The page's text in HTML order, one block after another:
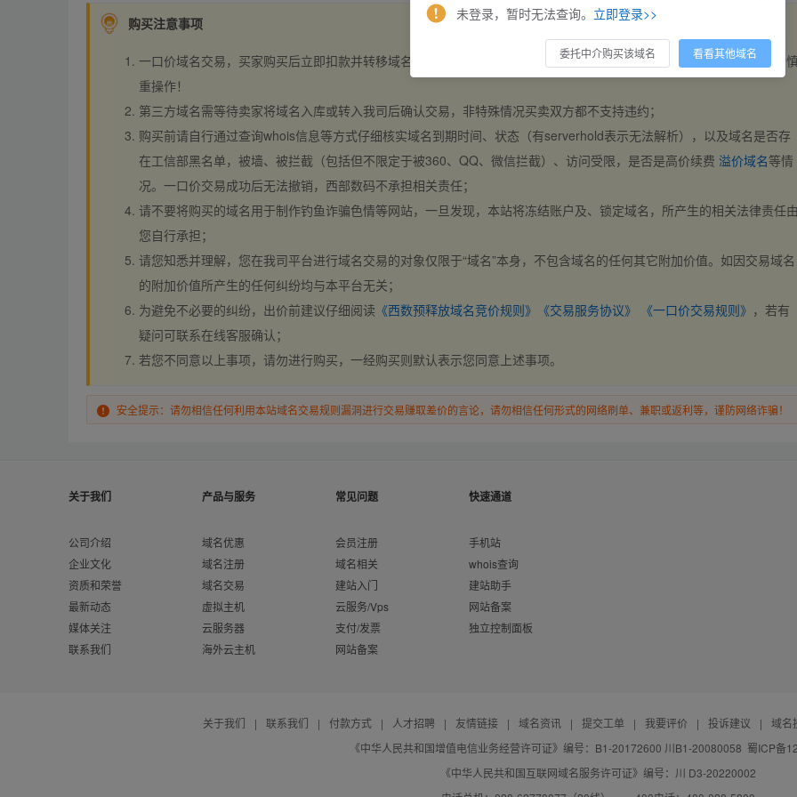
购买注意事项
一口价域名交易，买家购买后立即扣款并转移域名，交易自动完成。买卖双方都不支持违约，一旦出价不支持撤销，请
重操作！
第三方域名需等待卖家将域名入库或转入我司后确认交易，非特殊情况买卖双方都不支持违约；
购买前请自行通过查询whois信息等方式仔细核实域名到期时间、状态（有serverhold表示无法解析），以及域名是否存
在工信部黑名单，被墙、被拦截（包括但不限定于被360、QQ、微信拦截）、访问受限，是否是高价续费 溢价域名等情
况。一口价交易成功后无法撤销，西部数码不承担相关责任；
请不要将购买的域名用于制作钓鱼诈骗色情等网站，一旦发现，本站将冻结账户及、锁定域名，所产生的相关法律责任
您自行承担；
请您知悉并理解，您在我司平台进行域名交易的对象仅限于“域名”本身，不包含域名的任何其它附加价值。如因交易域名
的附加价值所产生的任何纠纷均与本平台无关；
为避免不必要的纠纷，出价前建议仔细阅读 《西数预释放域名竞价规则》 《交易服务协议》 《一口价交易规则》 ，若有
疑问可联系在线客服确认；
若您不同意以上事项，请勿进行购买，一经购买则默认表示您同意上述事项。
安全提示：请勿相信任何利用本站域名交易规则漏洞进行交易赚取差价的言论，请勿相信任何形式的网络刷单、兼职或返利等，谨防网络诈骗！
关于我们
公司介绍
企业文化
资质和荣誉
最新动态
媒体关注
联系我们
产品与服务
域名优惠
域名注册
域名交易
虚拟主机
云服务器
海外云主机
常见问题
会员注册
域名相关
建站入门
云服务/Vps
支付/发票
网站备案
快速通道
手机站
whois查询
建站助手
网站备案
独立控制面板
关于我们 | 联系我们 | 付款方式 | 人才招聘 | 友情链接 | 域名资讯 | 提交工单 | 我要评价 | 投诉建议 |
域名
《中华人民共和国增值电信业务经营许可证》编号：B1-20172600 川B1-20080058 蜀ICP备
《中华人民共和国互联网域名服务许可证》编号：川 D3-20220002
未登录，暂时无法查询。 立即登录>>
委托中介购买该域名 看看其他域名